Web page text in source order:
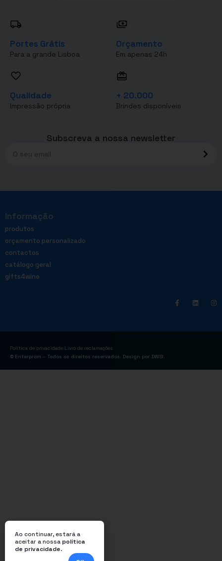
Portes Grátis
Para a grande Lisboa
Orçamento
Em apenas 24h
Qualidade
Impressão própria
+ 20.000
Brindes disponíveis
Subscreva a nossa newsletter
Informação
produtos
orçamento personalizado
contactos
catálogo geral
gifts4wine
Política de privacidade Livro de reclamações
© Enterprom – Todos os direitos reservados. Design por DWSI.
Ao continuar, estará a
aceitar a nossa política
de privacidade.